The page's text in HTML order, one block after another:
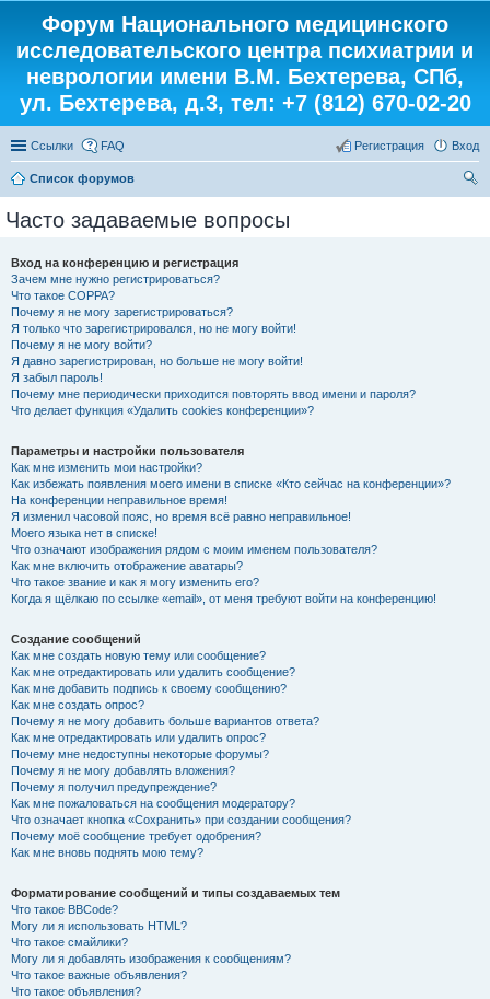
Форум Национального медицинского
исследовательского центра психиатрии и
неврологии имени В.М. Бехтерева, СПб,
ул. Бехтерева, д.3, тел: +7 (812) 670-02-20
Ссылки FAQ Вход
Регистрация
Список форумов
Часто задаваемые вопросы
Вход на конференцию и регистрация
Зачем мне нужно регистрироваться?
Что такое COPPA?
Почему я не могу зарегистрироваться?
Я только что зарегистрировался, но не могу войти!
Почему я не могу войти?
Я давно зарегистрирован, но больше не могу войти!
Я забыл пароль!
Почему мне периодически приходится повторять ввод имени и пароля?
Что делает функция «Удалить cookies конференции»?
Параметры и настройки пользователя
Как мне изменить мои настройки?
Как избежать появления моего имени в списке «Кто сейчас на конференции»?
На конференции неправильное время!
Я изменил часовой пояс, но время всё равно неправильное!
Моего языка нет в списке!
Что означают изображения рядом с моим именем пользователя?
Как мне включить отображение аватары?
Что такое звание и как я могу изменить его?
Когда я щёлкаю по ссылке «email», от меня требуют войти на конференцию!
Создание сообщений
Как мне создать новую тему или сообщение?
Как мне отредактировать или удалить сообщение?
Как мне добавить подпись к своему сообщению?
Как мне создать опрос?
Почему я не могу добавить больше вариантов ответа?
Как мне отредактировать или удалить опрос?
Почему мне недоступны некоторые форумы?
Почему я не могу добавлять вложения?
Почему я получил предупреждение?
Как мне пожаловаться на сообщения модератору?
Что означает кнопка «Сохранить» при создании сообщения?
Почему моё сообщение требует одобрения?
Как мне вновь поднять мою тему?
Форматирование сообщений и типы создаваемых тем
Что такое BBCode?
Могу ли я использовать HTML?
Что такое смайлики?
Могу ли я добавлять изображения к сообщениям?
Что такое важные объявления?
Что такое объявления?